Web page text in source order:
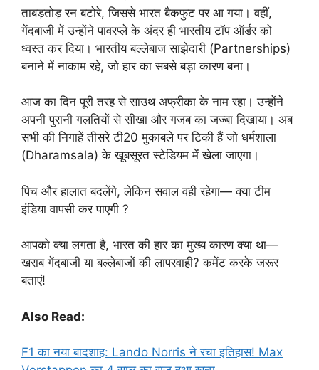
ताबड़तोड़ रन बटोरे, जिससे भारत बैकफुट पर आ गया। वहीं,
गेंदबाजी में उन्होंने पावरप्ले के अंदर ही भारतीय टॉप ऑर्डर को
ध्वस्त कर दिया। भारतीय बल्लेबाज साझेदारी (Partnerships)
बनाने में नाकाम रहे, जो हार का सबसे बड़ा कारण बना।
आज का दिन पूरी तरह से साउथ अफ्रीका के नाम रहा। उन्होंने
अपनी पुरानी गलतियों से सीखा और गजब का जज्बा दिखाया। अब
सभी की निगाहें तीसरे टी20 मुकाबले पर टिकी हैं जो धर्मशाला
(Dharamsala) के खूबसूरत स्टेडियम में खेला जाएगा।
पिच और हालात बदलेंगे, लेकिन सवाल वही रहेगा— क्या टीम
इंडिया वापसी कर पाएगी ?
आपको क्या लगता है, भारत की हार का मुख्य कारण क्या था—
खराब गेंदबाजी या बल्लेबाजों की लापरवाही? कमेंट करके जरूर
बताएं!
Also Read:
F1 का नया बादशाह: Lando Norris ने रचा इतिहास! Max